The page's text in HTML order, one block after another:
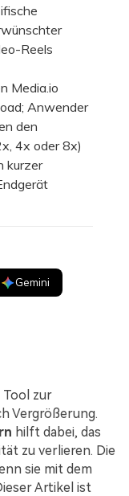
Reels
Media.io
Anwender
den
4x oder 8x)
kurzer
Gemini
Tool zur
Vergrößerung.
hilft dabei, das
zu verlieren. Die
sie mit dem
Artikel ist